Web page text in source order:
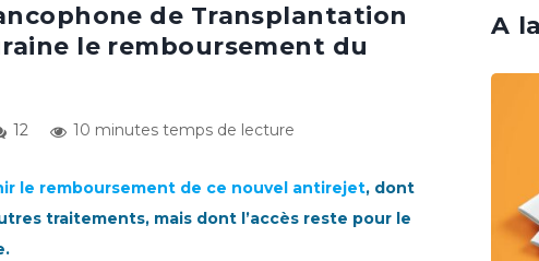
de Transplantation
le remboursement du
12 10 minutes temps de lecture
le remboursement de ce nouvel antirejet, dont
traitements, mais dont l’accès reste pour le
A